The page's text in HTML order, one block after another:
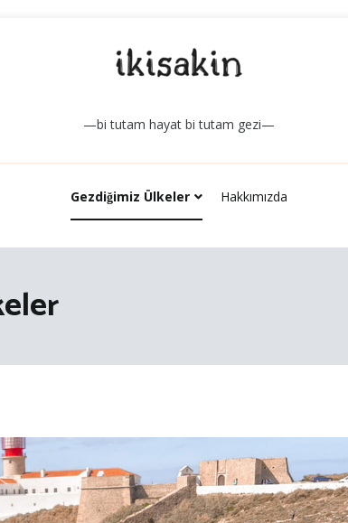
—bi tutam hayat bi tutam gezi—
Gezdiğimiz Ülkeler Hakkımızda